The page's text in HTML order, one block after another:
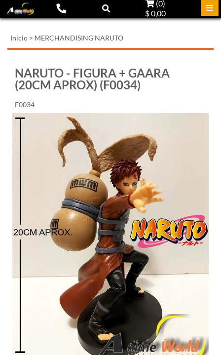
(0)
$ 0,00
Inicio > MERCHANDISING NARUTO
NARUTO - FIGURA + GAARA
(20CM APROX) (F0034)
F0034